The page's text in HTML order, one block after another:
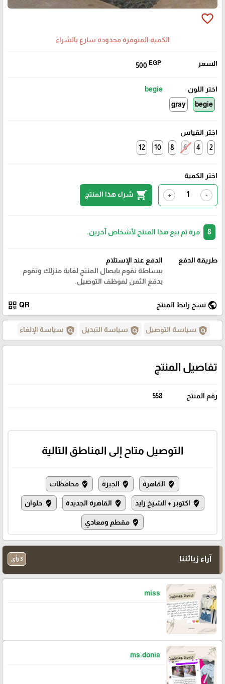
favorite_border
الكمية المتوفرة محدودة سارع بالشراء
السعر 500 EGP
اختر اللون
begie
begie
gray
اختر القياس
2
4
6
8
10
12
اختر الكمية
-
+
shopping_cart شراء هذا المنتج
مرة تم بيع هذا المنتج لأشخاص آخرين.
طريقة الدفع
الدفع عند الإستلام
ببساطة نقوم بايصال المنتج لغاية منزلك وتقوم
بدفع الثمن لموظف التوصيل.
public نسخ رابط المنتج QR
qr_code
policy سياسة التوصيل policy سياسة التبديل policy سياسة الإلغاء
تفاصيل المنتج
رقم المنتج 558
التوصيل متاح إلى المناطق التالية
where_to_vote القاهرة where_to_vote الجيزة where_to_vote محافظات
where_to_vote اكتوبر + الشيخ زايد where_to_vote القاهرة الجديدة where_to_vote حلوان
where_to_vote مقطم ومعادي
آراء زبائننا 3 رأي
miss
ms:donia